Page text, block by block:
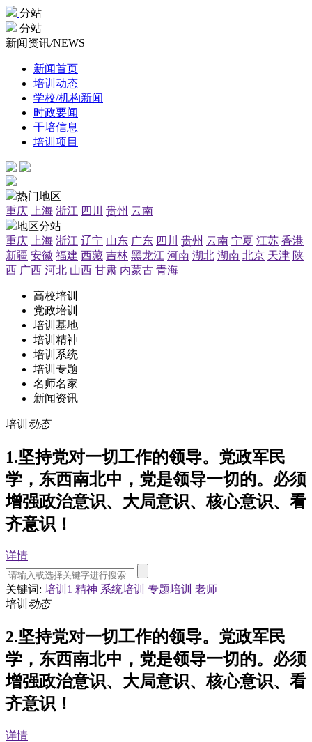
分站
分站
新闻资讯/NEWS
新闻首页
培训动态
学校/机构新闻
时政要闻
干培信息
培训项目
热门地区
重庆
上海 浙江 四川 贵州 云南
地区分站
重庆
上海 浙江 辽宁 山东 广东 四川 贵州 云南 宁夏 江苏 香港
新疆 安徽 福建 西藏 吉林 黑龙江 河南 湖北 湖南 北京 天津 陕
西 广西 河北 山西 甘肃 内蒙古 青海
高校培训
党政培训
培训基地
培训精神
培训系统
培训专题
名师名家
新闻资讯
培训 动态
1.坚持党对一切工作的领导。党政军民
学，东西南北中，党是领导一切的。必须
增强政治意识、大局意识、核心意识、看
齐意识！
详情
关键词: 培训1 精神 系统培训 专题培训 老师
培训 动态
2.坚持党对一切工作的领导。党政军民
学，东西南北中，党是领导一切的。必须
增强政治意识、大局意识、核心意识、看
齐意识！
详情